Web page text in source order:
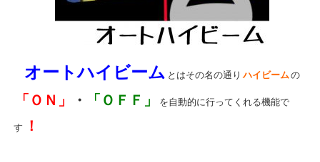
オートハイビーム とはその名の通り ハイビームの
「ＯＮ」 ・ 「ＯＦＦ」 を自動的に行ってくれる機能で
す ！